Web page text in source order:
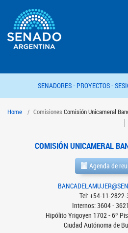
SENADORES - PROYECTOS -
Home Comisiones Comisión Unicameral
COMISIÓN UNICAMERAL
Agenda de
Tel: +54-11-
Internos: 3604 -
Hipólito Yrigoyen 1702 - 6º
Ciudad Autónoma de